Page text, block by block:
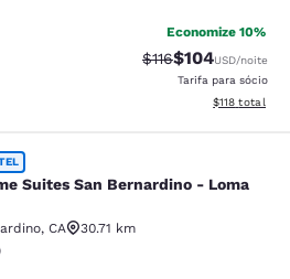
Economize 10%
Tarifa anterior
$116Tarifa com
$104USD/noite
Tarifa para sócio
Exibir
$118 total
San Bernardino -
Suites San Bernardino - Loma
, CA
30.71 km
4.39 estrelas. Excelente. 41 avaliações